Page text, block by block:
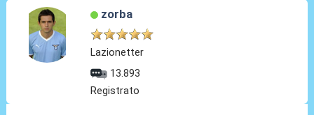
zorba
Lazionetter
13.893
Registrato